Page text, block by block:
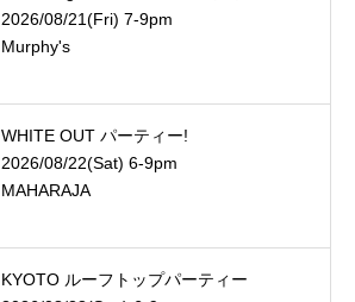
2026/08/21(Fri) 7-9pm
Murphy's
WHITE OUT パーティー!
2026/08/22(Sat) 6-9pm
MAHARAJA
KYOTO ルーフトップパーティー